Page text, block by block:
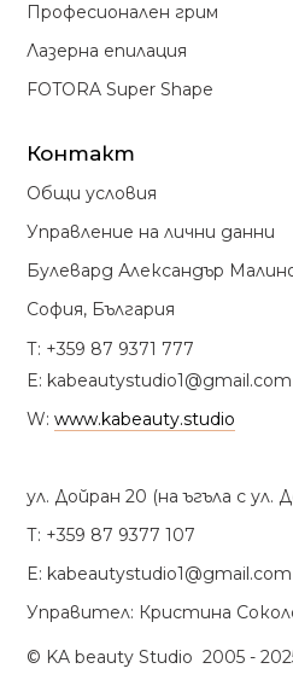
Професионален грим
Лазерна епилация
FOTORA Super Shape
Контакт
Общи условия
Управление на лични данни
Булевард Александър
София, България
Т: +359 87 9371 777
E: kabeautystudio1@gmail.com
W:www.kabeauty.studio
ул. Дойран 20 (на ъгъла с ул.
Т: +359 87 9377 107
E: kabeautystudio1@gmail.com
Управител: Кристина
© KA beauty Studio 2005 -